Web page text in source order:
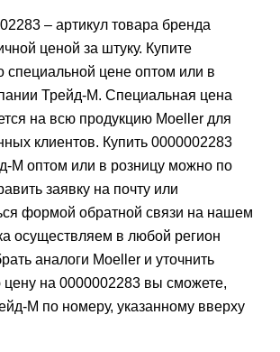
– артикул товара бренда
ценой за штуку. Купите
специальной цене оптом или в
Трейд-М. Специальная цена
на всю продукцию Moeller для
клиентов. Купить 0000002283
М оптом или в розницу можно по
заявку на почту или
формой обратной связи на нашем
осуществляем в любой регион
аналоги Moeller и уточнить
цену на 0000002283 вы сможете,
М по номеру, указанному вверху